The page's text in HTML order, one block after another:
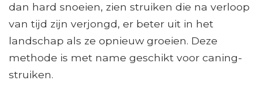
dan hard snoeien, zien struiken die na verloop
van tijd zijn verjongd, er beter uit in het
landschap als ze opnieuw groeien. Deze
methode is met name geschikt voor caning-
struiken.